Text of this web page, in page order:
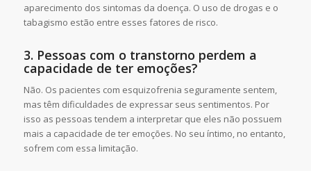
aparecimento dos sintomas da doença. O uso de drogas e o
tabagismo estão entre esses fatores de risco.
3. Pessoas com o transtorno perdem a
capacidade de ter emoções?
Não. Os pacientes com esquizofrenia seguramente sentem,
mas têm dificuldades de expressar seus sentimentos. Por
isso as pessoas tendem a interpretar que eles não possuem
mais a capacidade de ter emoções. No seu íntimo, no entanto,
sofrem com essa limitação.